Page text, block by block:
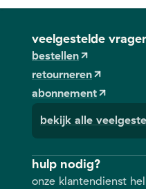
veelgestelde
bestellen
retourneren
abonnement
bekijk alle
hulp nodig?
onze klantendienst